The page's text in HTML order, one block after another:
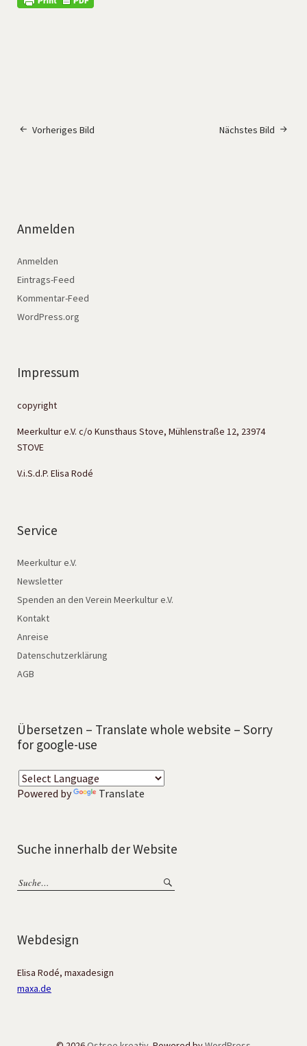
Nächstes Bild
Vorheriges Bild
Anmelden
Anmelden
Eintrags-Feed
Kommentar-Feed
WordPress.org
Impressum
copyright
Meerkultur e.V. c/o Kunsthaus Stove, Mühlenstraße 12, 23974
STOVE
V.i.S.d.P. Elisa Rodé
Service
Meerkultur e.V.
Newsletter
Spenden an den Verein Meerkultur e.V.
Kontakt
Anreise
Datenschutzerklärung
AGB
Übersetzen – Translate whole website – Sorry
for google-use
Powered by Translate
Suche innerhalb der Website
Webdesign
Elisa Rodé, maxadesign
maxa.de